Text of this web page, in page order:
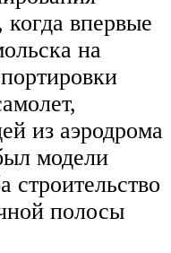
впервые
на
из аэродрома
модели
полосы